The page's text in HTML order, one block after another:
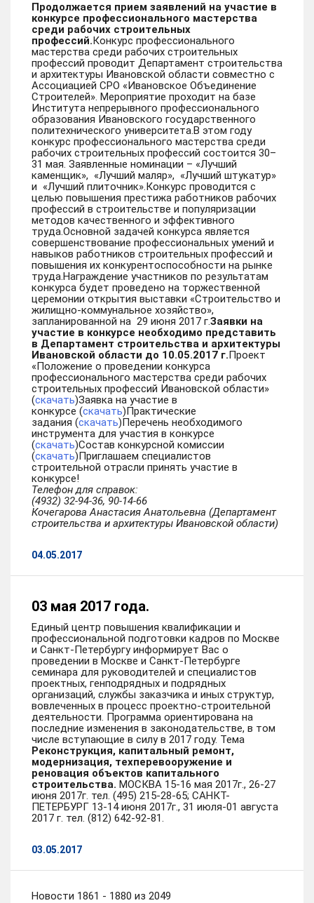
Продолжается прием заявлений на участие в
конкурсе профессионального мастерства
среди рабочих строительных
профессий.Конкурс профессионального
мастерства среди рабочих строительных
профессий проводит Департамент строительства
и архитектуры Ивановской области совместно с
Ассоциацией СРО «Ивановское Объединение
Строителей». Мероприятие проходит на базе
Института непрерывного профессионального
образования Ивановского государственного
политехнического университета.В этом году
конкурс профессионального мастерства среди
рабочих строительных профессий состоится 30–
31 мая. Заявленные номинации – «Лучший
каменщик», «Лучший маляр», «Лучший штукатур»
и «Лучший плиточник».Конкурс проводится с
целью повышения престижа работников рабочих
профессий в строительстве и популяризации
методов качественного и эффективного
труда.Основной задачей конкурса является
совершенствование профессиональных умений и
навыков работников строительных профессий и
повышения их конкурентоспособности на рынке
труда.Награждение участников по результатам
конкурса будет проведено на торжественной
церемонии открытия выставки «Строительство и
жилищно-коммунальное хозяйство»,
запланированной на 29 июня 2017 г.Заявки на
участие в конкурсе необходимо представить
в Департамент строительства и архитектуры
Ивановской области до 10.05.2017 г.Проект
«Положение о проведении конкурса
профессионального мастерства среди рабочих
строительных профессий Ивановской области»
(скачать)Заявка на участие в
конкурсе (скачать)Практические
задания (скачать)Перечень необходимого
инструмента для участия в конкурсе
(скачать)Состав конкурсной комиссии
(скачать)Приглашаем специалистов
строительной отрасли принять участие в
конкурсе!
Телефон для справок:
(4932) 32-94-36, 90-14-66
Кочегарова Анастасия Анатольевна (Департамент
строительства и архитектуры Ивановской области)
04.05.2017
03 мая 2017 года.
Единый центр повышения квалификации и
профессиональной подготовки кадров по Москве
и Санкт-Петербургу информирует Вас о
проведении в Москве и Санкт-Петербурге
семинара для руководителей и специалистов
проектных, генподрядных и подрядных
организаций, службы заказчика и иных структур,
вовлеченных в процесс проектно-строительной
деятельности. Программа ориентирована на
последние изменения в законодательстве, в том
числе вступающие в силу в 2017 году. Тема
Реконструкция, капитальный ремонт,
модернизация, техперевооружение и
реновация объектов капитального
строительства. МОСКВА 15-16 мая 2017г., 26-27
июня 2017г. тел. (495) 215-28-65; САНКТ-
ПЕТЕРБУРГ 13-14 июня 2017г., 31 июля-01 августа
2017 г. тел. (812) 642-92-81.
03.05.2017
Новости 1861 - 1880 из 2049